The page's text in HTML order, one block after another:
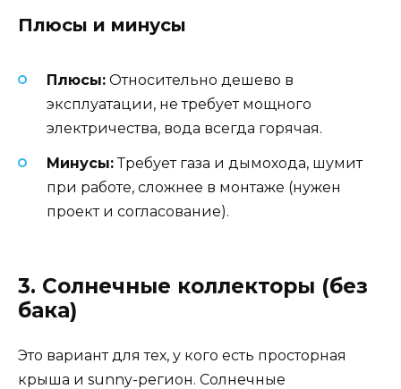
Плюсы и минусы
Плюсы: Относительно дешево в
эксплуатации, не требует мощного
электричества, вода всегда горячая.
Минусы:Требует газа и дымохода, шумит
при работе, сложнее в монтаже (нужен
проект и согласование).
3. Солнечные коллекторы (без
бака)
Это вариант для тех, у кого есть просторная
крыша и sunny-регион. Солнечные